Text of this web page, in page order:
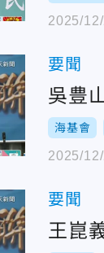
2025/
要聞
吳豊
海基會
2025/
要聞
王崑